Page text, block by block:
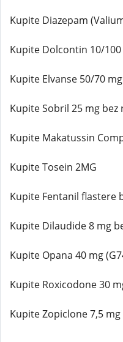
Kupite Diazepam
Kupite Dolcontin 10/
Kupite Elvanse 50/70
Kupite Sobril 25 mg bez
Kupite Makatussin
Kupite Tosein 2MG
Kupite Fentanil flastere
Kupite Dilaudide 8 mg
Kupite Opana 40 mg
Kupite Roxicodone 30
Kupite Zopiclone 7,5